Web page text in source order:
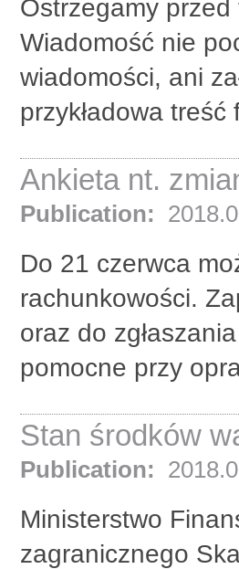
Ostrzegamy przed
Wiadomość nie
wiadomości, ani
przykładowa
Ankieta nt.
Publication:
Do 21 czerwca
rachunkowości.
oraz do
pomocne przy
Stan środków
Publication:
Ministerstwo
zagranicznego